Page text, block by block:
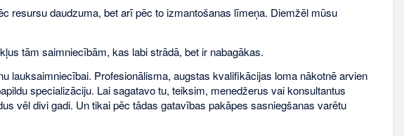
daudzuma, bet arī pēc to izmantošanas līmeņa. Diemžēl mūsu
tām saimniecībām, kas labi strādā, bet ir nabagākas.
lauksaimniecībai. Profesionālisma, augstas kvalifikācijas loma nākotnē arvien
specializāciju. Lai sagatavo tu, teiksim, menedžerus vai konsultantus
vēl divi gadi. Un tikai pēc tādas gatavības pakāpes sasniegšanas varētu